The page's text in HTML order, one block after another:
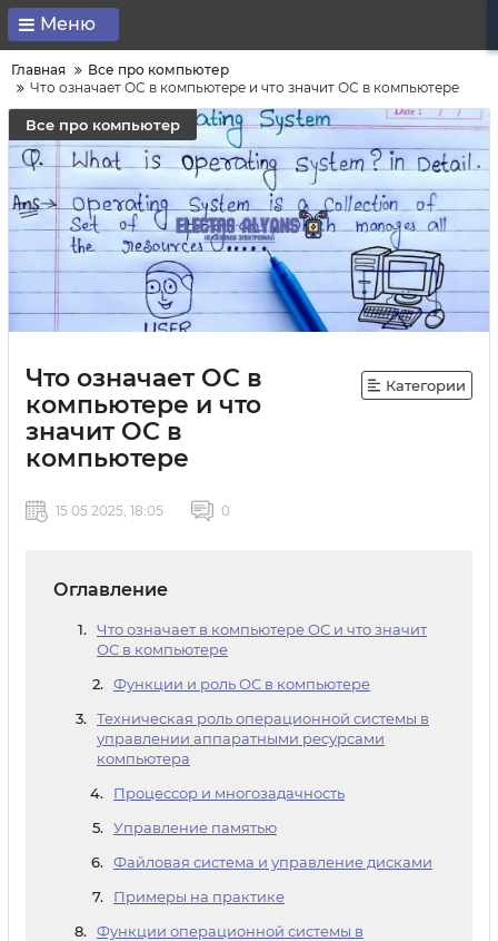
Меню
Главная
Все про компьютер
Что означает ОС в компьютере и что значит ОС в компьютере
Все про компьютер
Что означает ОС в
компьютере и что
значит ОС в
компьютере
Категории
15 05 2025, 18:05 0
Оглавление
Что означает в компьютере ОС и что значит
ОС в компьютере
Функции и роль ОС в компьютере
Техническая роль операционной системы в
управлении аппаратными ресурсами
компьютера
Процессор и многозадачность
Управление памятью
Файловая система и управление дисками
Примеры на практике
Функции операционной системы в